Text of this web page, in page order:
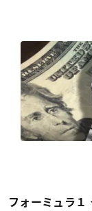
フォーミュラ